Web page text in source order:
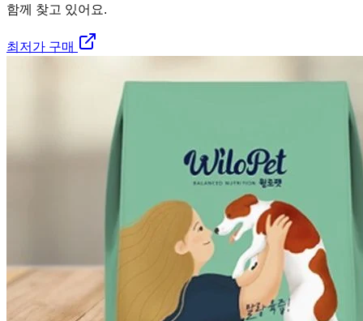
함께 찾고 있어요.
최저가 구매